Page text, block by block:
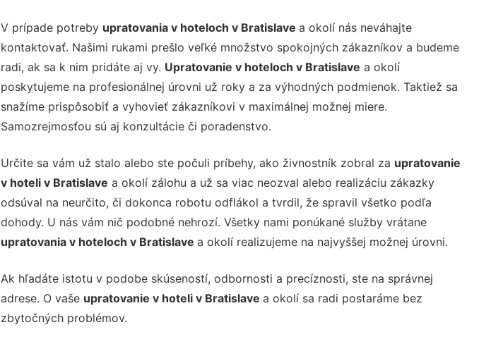
V prípade potreby upratovania v hoteloch v Bratislave a okolí nás neváhajte
kontaktovať. Našimi rukami prešlo veľké množstvo spokojných zákazníkov a budeme
radi, ak sa k nim pridáte aj vy. Upratovanie v hoteloch v Bratislave a okolí
poskytujeme na profesionálnej úrovni už roky a za výhodných podmienok. Taktiež sa
snažíme prispôsobiť a vyhovieť zákazníkovi v maximálnej možnej miere.
Samozrejmosťou sú aj konzultácie či poradenstvo.
Určite sa vám už stalo alebo ste počuli príbehy, ako živnostník zobral za upratovanie
v hoteli v Bratislave a okolí zálohu a už sa viac neozval alebo realizáciu zákazky
odsúval na neurčito, či dokonca robotu odflákol a tvrdil, že spravil všetko podľa
dohody. U nás vám nič podobné nehrozí. Všetky nami ponúkané služby vrátane
upratovania v hoteloch v Bratislave a okolí realizujeme na najvyššej možnej úrovni.
Ak hľadáte istotu v podobe skúseností, odbornosti a precíznosti, ste na správnej
adrese. O vaše upratovanie v hoteli v Bratislave a okolí sa radi postaráme bez
zbytočných problémov.